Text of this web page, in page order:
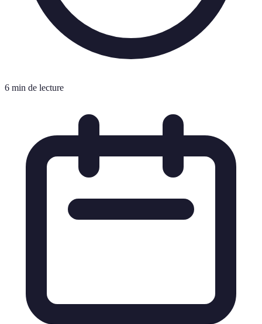
6 min de lecture